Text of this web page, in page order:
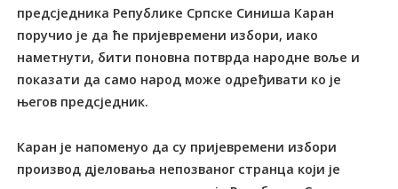
предсједника Републике Српске Синиша Каран
поручио је да ће пријевремени избори, иако
наметнути, бити поновна потврда народне воље и
показати да само народ може одређивати ко је
његов предсједник.
Каран је напоменуо да су пријевремени избори
производ дјеловања непозваног странца који је